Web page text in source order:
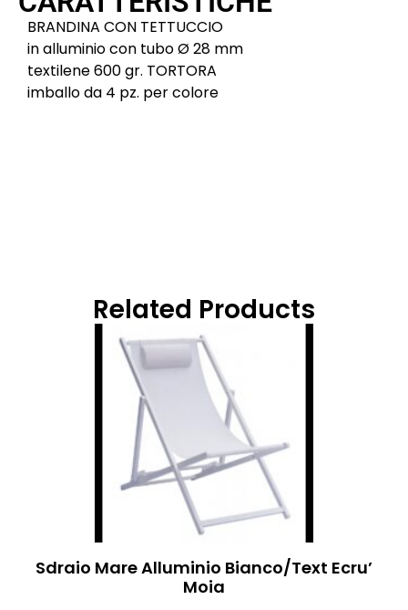
BRANDINA CON TETTUCCIO
in alluminio con tubo Ø 28 mm
textilene 600 gr. TORTORA
imballo da 4 pz. per colore
Related Products
Sdraio Mare Alluminio Bianco/Text Ecru’
Moia